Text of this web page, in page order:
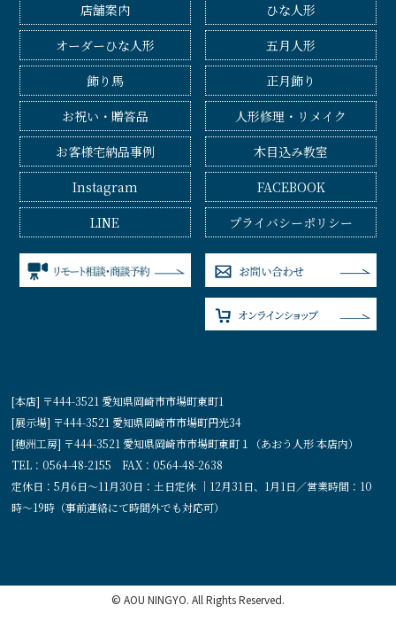
店舗案内
ひな人形
オーダーひな人形
五月人形
飾り馬
正月飾り
お祝い・贈答品
人形修理・リメイク
お客様宅納品事例
木目込み教室
Instagram
FACEBOOK
LINE
プライバシーポリシー
[本店] 〒444-3521 愛知県岡崎市市場町東町1
[展示場] 〒444-3521 愛知県岡崎市市場町円光34
[穂洲工房] 〒444-3521 愛知県岡崎市市場町東町１（あおう人形 本店内）
TEL：0564-48-2155 FAX：0564-48-2638
定休日：5月6日〜11月30日：土日定休 ｜12月31日、1月1日／営業時間：10
時〜19時（事前連絡にて時間外でも対応可）
© AOU NINGYO. All Rights Reserved.